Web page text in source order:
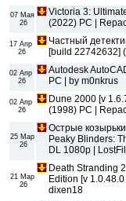
07 Мая
26
Victoria 3:
(2022) PC |
17 Апр
26
Частный
[build 22742632]
02 Апр
26
Autodesk
PC | by m0nkrus
02 Апр
26
Dune 2000 [v
(1998) PC |
25 Мар
26
Острые
Peaky Blinders:
DL 1080p |
21 Мар
26
Death Stranding
Edition [v
dixen18